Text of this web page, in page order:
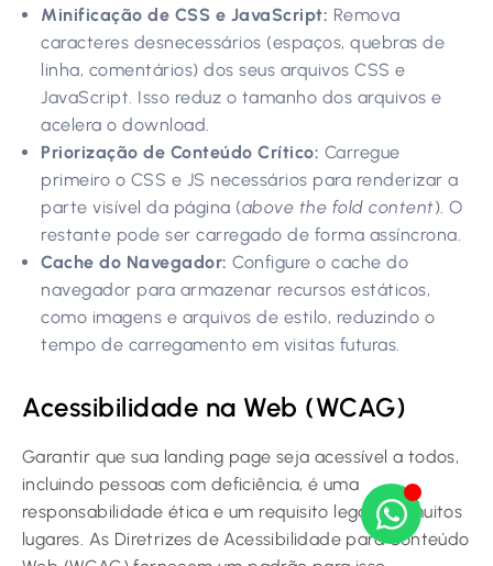
Minificação de CSS e JavaScript: Remova
caracteres desnecessários (espaços, quebras de
linha, comentários) dos seus arquivos CSS e
JavaScript. Isso reduz o tamanho dos arquivos e
acelera o download.
Priorização de Conteúdo Crítico: Carregue
primeiro o CSS e JS necessários para renderizar a
parte visível da página (above the fold content). O
restante pode ser carregado de forma assíncrona.
Cache do Navegador: Configure o cache do
navegador para armazenar recursos estáticos,
como imagens e arquivos de estilo, reduzindo o
tempo de carregamento em visitas futuras.
Acessibilidade na Web (WCAG)
Garantir que sua landing page seja acessível a todos,
incluindo pessoas com deficiência, é uma
responsabilidade ética e um requisito legal em muitos
lugares. As Diretrizes de Acessibilidade para Conteúdo